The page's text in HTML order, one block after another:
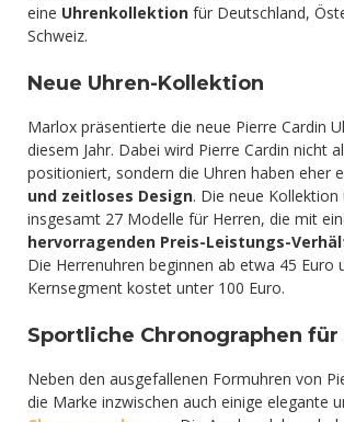
eine Uhrenkollektion für Deutschland,
Schweiz.
Neue Uhren-Kollektion
Marlox präsentierte die neue Pierre Cardin
diesem Jahr. Dabei wird Pierre Cardin nicht
positioniert, sondern die Uhren haben eher
und zeitloses Design. Die neue
insgesamt 27 Modelle für Herren, die mit
hervorragenden Preis-Leistungs-
Die Herrenuhren beginnen ab etwa 45 Euro
Kernsegment kostet unter 100 Euro.
Sportliche Chronographen für
Neben den ausgefallenen Formuhren von
die Marke inzwischen auch einige elegante